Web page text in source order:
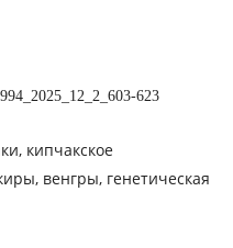
623
кипчакское
венгры, генетическая